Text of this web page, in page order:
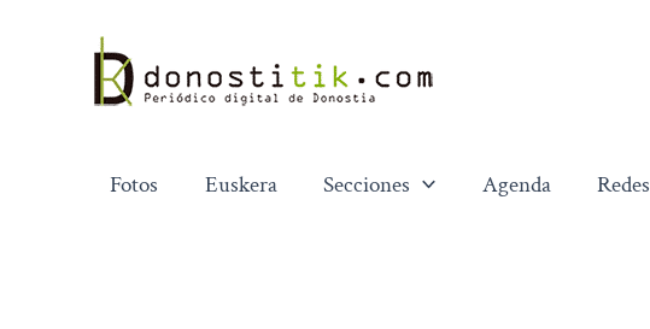
contenido
Fotos Euskera Secciones Agenda Redes